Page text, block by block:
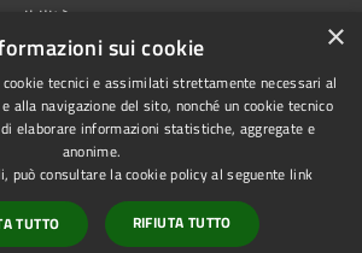
Copyright © 2025 Comune di
Ariano Irpino
Powered byMunicipium
Accesso redazione
×
sui cookie
tecnici e assimilati strettamente necessari al
alla navigazione del sito, nonché un cookie tecnico
elaborare informazioni statistiche, aggregate e
anonime.
può consultare la cookie policy al seguente link
TUTTO RIFIUTA TUTTO